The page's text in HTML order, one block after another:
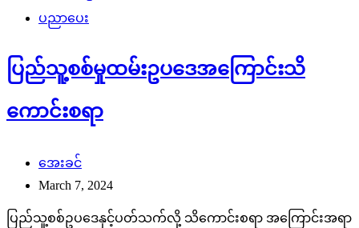
ပညာပေး
ပြည်သူ့စစ်မှုထမ်းဥပဒေအကြောင်းသိ
ကောင်းစရာ
အေးခင်
March 7, 2024
ပြည်သူ့စစ်ဥပဒေနှင့်ပတ်သက်လို့ သိကောင်းစရာ အကြောင်းအရာ